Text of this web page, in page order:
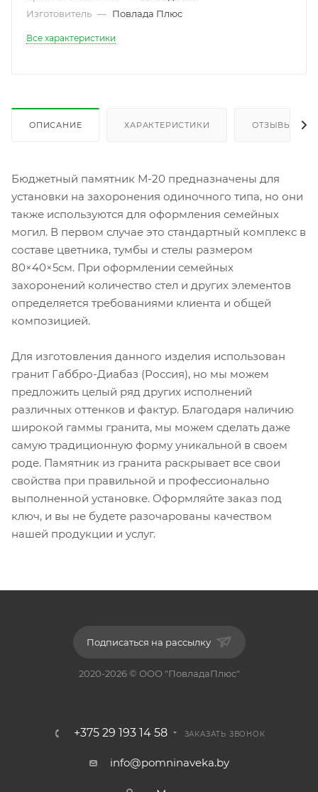
Изготовитель — Повлада Плюс
Все характеристики
ОПИСАНИЕ ХАРАКТЕРИСТИКИ ОТЗЫВЫ
Бюджетный памятник М-20 предназначены для
установки на захоронения одиночного типа, но они
также используются для оформления семейных
могил. В первом случае это стандартный комплекс в
составе цветника, тумбы и стелы размером
80×40×5см. При оформлении семейных
захоронений количество стел и других элементов
определяется требованиями клиента и общей
композицией.
Для изготовления данного изделия использован
гранит Габбро-Диабаз (Россия), но мы можем
предложить целый ряд других исполнений
различных оттенков и фактур. Благодаря наличию
широкой гаммы гранита, мы можем сделать даже
самую традиционную форму уникальной в своем
роде. Памятник из гранита раскрывает все свои
свойства при правильной и профессионально
выполненной установке. Оформляйте заказ под
ключ, и вы не будете разочарованы качеством
нашей продукции и услуг.
Подписаться на рассылку
2020-2026 © ООО "ПовладаПлюс"
+375 29 193 14 58 ЗАКАЗАТЬ ЗВОНОК
info@pomninaveka.by